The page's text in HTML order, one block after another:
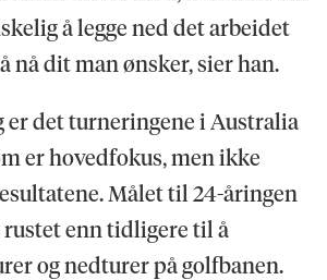
å legge ned det arbeidet
nå dit man ønsker, sier han.
er det turneringene i Australia
er hovedfokus, men ikke
Målet til 24-åringen
rustet enn tidligere til å
og nedturer på golfbanen.